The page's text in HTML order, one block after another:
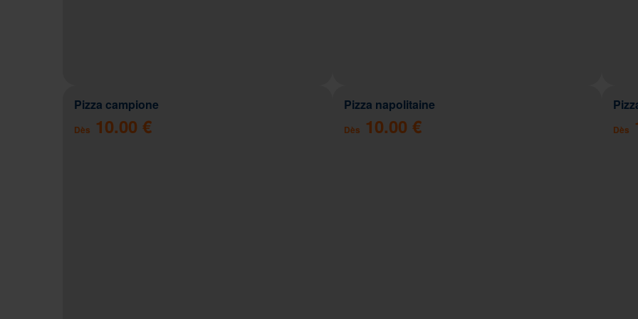
Pizza campione
Dès 10.00 €
Pizza napolitaine
Dès 10.00 € Dès